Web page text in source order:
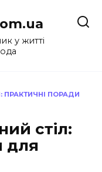
у житті
ПРАКТИЧНІ ПОРАДИ
стіл:
для